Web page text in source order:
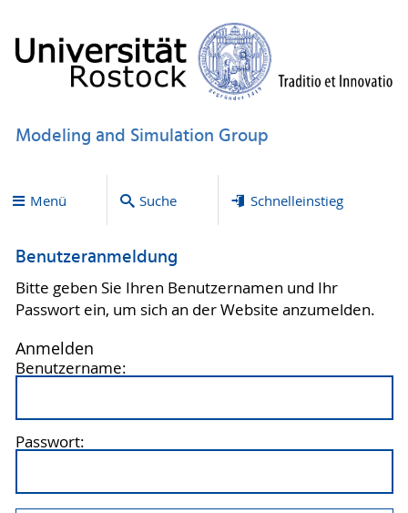
Modeling and Simulation Group
Menü Suche Schnelleinstieg
Benutzeranmeldung
Bitte geben Sie Ihren Benutzernamen und Ihr
Passwort ein, um sich an der Website anzumelden.
Anmelden
Benutzername:
Passwort: